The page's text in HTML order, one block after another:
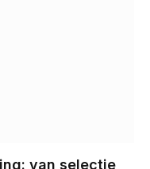
van selectie